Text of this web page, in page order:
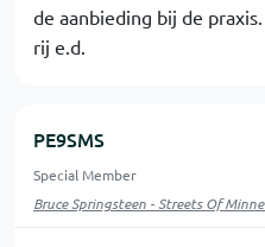
de aanbieding bij de
rij e.d.
PE9SMS
Special Member
Bruce Springsteen - Streets Of